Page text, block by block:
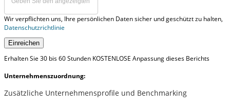
Wir verpflichten uns, Ihre persönlichen Daten sicher und geschützt zu halten,
Datenschutzrichtlinie
Einreichen
Erhalten Sie 30 bis 60 Stunden KOSTENLOSE Anpassung dieses Berichts
Unternehmenszuordnung:
Zusätzliche Unternehmensprofile und Benchmarking